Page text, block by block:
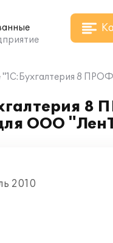
"1С:Бухгалтерия 8
8
ООО
2010